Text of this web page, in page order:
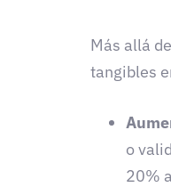
Más allá
tangibles
o
20%